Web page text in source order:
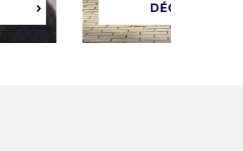
DÉCOUVRIR